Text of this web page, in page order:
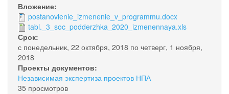
Вложение:
postanovlenie_izmenenie_v_programmu.docx
tabl._3_soc_podderzhka_2020_izmenennaya.xls
Срок:
с понедельник, 22 октября, 2018 по четверг, 1 ноября,
2018
Проекты документов:
Независимая экспертиза проектов НПА
35 просмотров